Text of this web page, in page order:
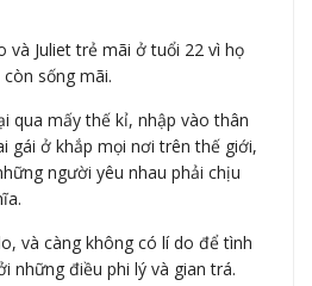
và Juliet trẻ mãi ở tuổi 22 vì họ
sống mãi.
qua mấy thế kỉ, nhập vào thân
gái ở khắp mọi nơi trên thế giới,
người yêu nhau phải chịu
và càng không có lí do để tình
những điều phi lý và gian trá.